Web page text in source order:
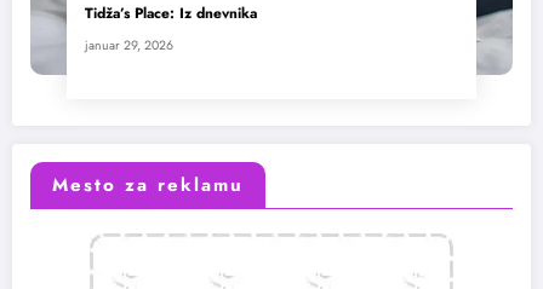
Tidža’s Place: Iz dnevnika
januar 29, 2026
Mesto za reklamu